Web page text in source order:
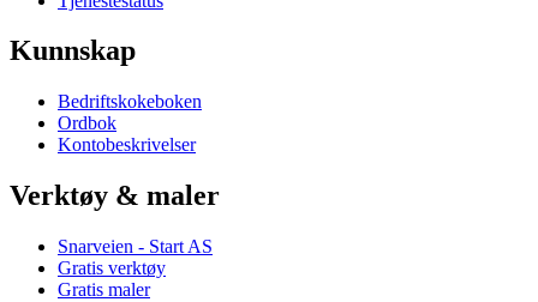
Kunnskap
Bedriftskokeboken
Ordbok
Kontobeskrivelser
Verktøy & maler
Snarveien - Start AS
Gratis verktøy
Gratis maler